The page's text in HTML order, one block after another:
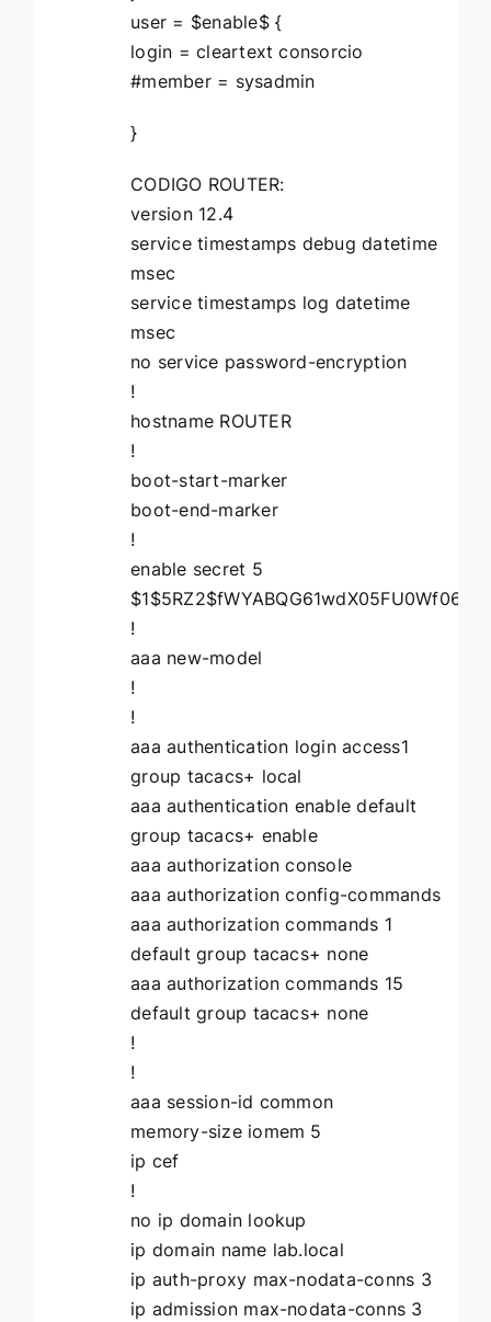
user = $enable$ {
login = cleartext consorcio
#member = sysadmin
}
CODIGO ROUTER:
version 12.4
service timestamps debug datetime
msec
service timestamps log datetime
msec
no service password-encryption
!
hostname ROUTER
!
boot-start-marker
boot-end-marker
!
enable secret 5
$1$5RZ2$fWYABQG61wdX05FU0Wf06.
!
aaa new-model
!
!
aaa authentication login access1
group tacacs+ local
aaa authentication enable default
group tacacs+ enable
aaa authorization console
aaa authorization config-commands
aaa authorization commands 1
default group tacacs+ none
aaa authorization commands 15
default group tacacs+ none
!
!
aaa session-id common
memory-size iomem 5
ip cef
!
no ip domain lookup
ip domain name lab.local
ip auth-proxy max-nodata-conns 3
ip admission max-nodata-conns 3